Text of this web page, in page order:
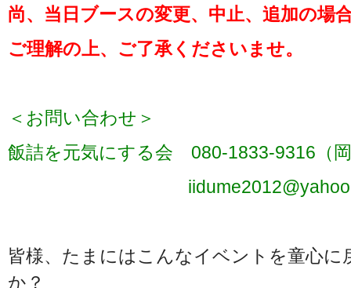
尚、当日ブースの変更、中止、追加の場
ご理解の上、ご了承くださいませ。
＜お問い合わせ＞
飯詰を元気にする会 080-1833‐9316（
皆様、たまにはこんなイベントを童心
か？